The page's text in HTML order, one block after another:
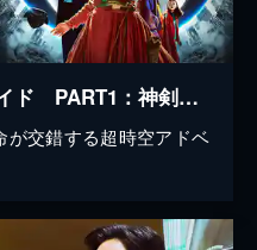
超時空英雄伝エイリアノイド PART1：神剣激突
交錯する超時空アドベ